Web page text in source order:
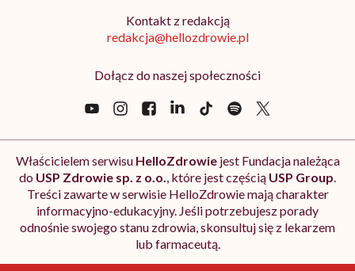
Kontakt z redakcją
redakcja@hellozdrowie.pl
Dołącz do naszej społeczności
Właścicielem serwisu HelloZdrowiejest Fundacja należąca
do USP Zdrowie sp. z o.o., które jest częścią USP Group.
Treści zawarte w serwisie HelloZdrowie mają charakter
informacyjno-edukacyjny. Jeśli potrzebujesz porady
odnośnie swojego stanu zdrowia, skonsultuj się z lekarzem
lub farmaceutą.